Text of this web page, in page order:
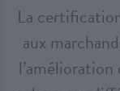
La
aux